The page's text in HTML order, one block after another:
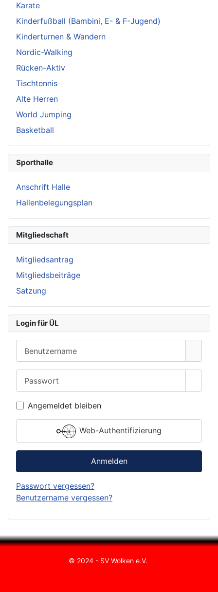
Karate
Kinderfußball (Bambini, E- & F-Jugend)
Kinderturnen & Wandern
Nordic-Walking
Rücken-Aktiv
Tischtennis
Alte Herren
World Jumping
Basketball
Sporthalle
Anschrift Halle
Hallenbelegungsplan
Mitgliedschaft
Mitgliedsantrag
Mitgliedsbeiträge
Satzung
Login für ÜL
Angemeldet bleiben
Web-Authentifizierung
Anmelden
Passwort vergessen?
Benutzername vergessen?
© 2024 - SV Wolken e.V.